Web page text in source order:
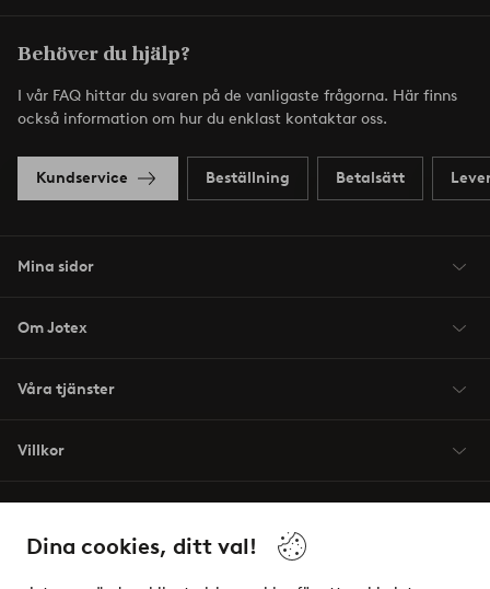
Dina cookies, ditt val!
Behöver du hjälp?
I vår FAQ hittar du svaren på de vanligaste frågorna. Här finns
också information om hur du enklast kontaktar oss.
Kundservice Beställning Betalsätt
Mina sidor
Om Jotex
Våra tjänster
Villkor